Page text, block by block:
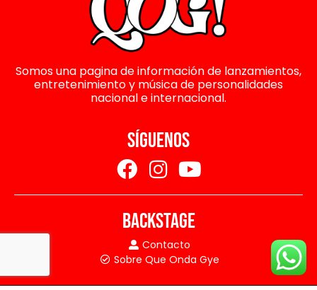
Somos una pagina de información de lanzamientos,
entretenimiento y música de personalidades
nacional e internacional.
SÍGUENOS
BACKSTAGE
Contacto
Sobre Que Onda Gye